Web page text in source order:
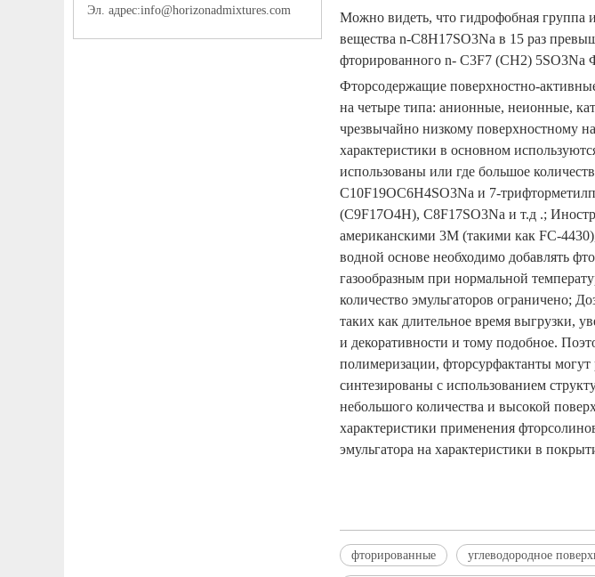
Эл. адрес:info@horizonadmixtures.com
Можно видеть, что гидрофобная группа
вещества n-C8H17SO3Na в 15 раз
фторированного n- C3F7 (CH2) 5SO3Na
Фторсодержащие поверхностно-
на четыре типа: анионные, неионные,
чрезвычайно низкому поверхностному
характеристики в основном
использованы или где большое
C10F19OC6H4SO3Na и 7-
(C9F17O4H), C8F17SO3Na и т.д .;
американскими 3M (такими как FC-
водной основе необходимо добавлять
газообразным при нормальной
количество эмульгаторов ограничено;
таких как длительное время выгрузки,
и декоративности и тому подобное.
полимеризации, фторсурфактанты могут
синтезированы с использованием
небольшого количества и высокой
характеристики применения
эмульгатора на характеристики в
фторированные углеводородное